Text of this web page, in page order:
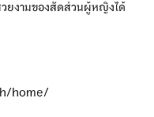
วยงามของสัดส่วนผู้หญิงได้
home/